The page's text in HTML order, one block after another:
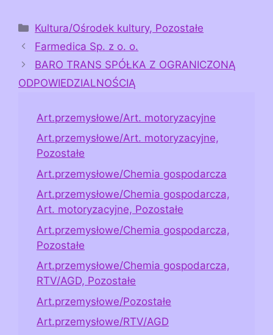
Kategorie
Kultura/Ośrodek kultury, Pozostałe
Farmedica Sp. z o. o.
BARO TRANS SPÓŁKA Z OGRANICZONĄ
ODPOWIEDZIALNOŚCIĄ
Art.przemysłowe/Art. motoryzacyjne
Art.przemysłowe/Art. motoryzacyjne,
Pozostałe
Art.przemysłowe/Chemia gospodarcza
Art.przemysłowe/Chemia gospodarcza,
Art. motoryzacyjne, Pozostałe
Art.przemysłowe/Chemia gospodarcza,
Pozostałe
Art.przemysłowe/Chemia gospodarcza,
RTV/AGD, Pozostałe
Art.przemysłowe/Pozostałe
Art.przemysłowe/RTV/AGD